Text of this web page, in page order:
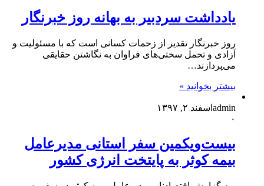
یادداشت سردبیر به بهانه روز خبرنگار
روز خبرنگار تقدیر از زحمات کسانی است که با مسئولیت و
آزادی و تحمل سختی‌های فراوان به نگاشتن حقایقی
می‌پردازند…
بیشتر بخوانید »
admin اسفند ۲, ۱۳۹۷
۰
بیست‌ویکمین سفر استانی مدیرعامل
بیمه کوثر به پایتخت انرژی کشور